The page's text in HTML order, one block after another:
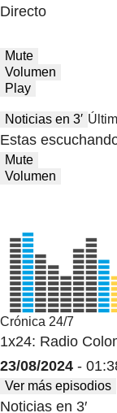
Directo
Mute
Volumen
Play
Noticias en 3′
Estas
Mute
Volumen
Crónica 24/7
1x24: Radio
23/08/2024 -
Ver más episodios
Noticias en 3′